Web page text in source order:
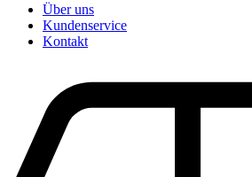
Über uns
Kundenservice
Kontakt